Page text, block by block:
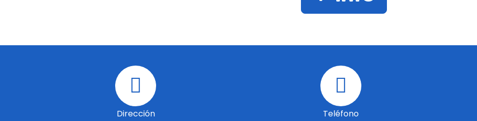
Dirección Teléfono